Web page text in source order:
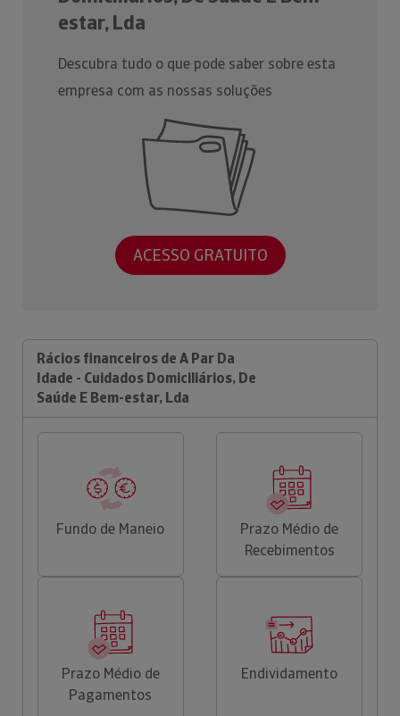
estar, Lda
Descubra tudo o que pode saber sobre esta
empresa com as nossas soluções
ACESSO GRATUITO
Rácios financeiros de A Par Da
Idade - Cuidados Domiciliários, De
Saúde E Bem-estar, Lda
Fundo de Maneio
Prazo Médio de
Recebimentos
Prazo Médio de
Pagamentos
Endividamento